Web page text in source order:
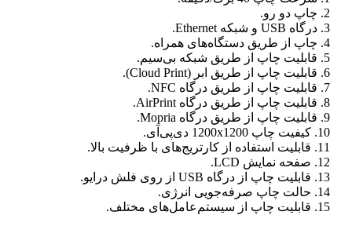
2. چاپ دو رو.
3. درگاه USB و شبکه Ethernet.
4. چاپ از طریق دستگاه‌های همراه.
5. قابلیت چاپ از طریق شبکه بی‌سیم.
6. قابلیت چاپ از طریق ابر (Cloud Print).
7. قابلیت چاپ از طریق درگاه NFC.
8. قابلیت چاپ از طریق درگاه AirPrint.
9. قابلیت چاپ از طریق درگاه Mopria.
10. کیفیت چاپ 1200x1200 دی‌پی‌آی.
11. قابلیت استفاده از کارتریج‌های با ظرفیت بالا.
12. صفحه نمایش LCD.
13. قابلیت چاپ از درگاه USB از روی فلش درایو.
14. حالت چاپ صرفه‌جویی انرژی.
15. قابلیت چاپ از سیستم‌عامل‌های مختلف.